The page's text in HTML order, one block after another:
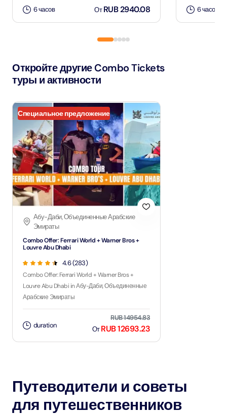
6 часов ОтRUB 2940.08 6 часов
Откройте другие Combo Tickets
туры и активности
Специальное предложение
Абу-Даби, Объединенные Арабские
Эмираты
Combo Offer: Ferrari World + Warner Bros +
Louvre Abu Dhabi
4.6 (283)
Combo Offer: Ferrari World + Warner Bros +
Louvre Abu Dhabi in Абу-Даби, Объединенные
Арабские Эмираты
duration
RUB 14954.83
ОтRUB 12693.23
Путеводители и советы
для путешественников